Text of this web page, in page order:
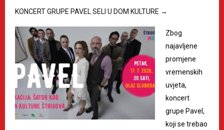
KONCERT GRUPE PAVEL SELI U DOM KULTURE →
Zbog
najavljene
promjene
vremenskih
uvjeta,
koncert
grupe Pavel,
koji se trebao